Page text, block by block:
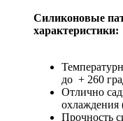
Силиконовые
характеристики:
до + 260
Отлично
охлаждения
Прочность